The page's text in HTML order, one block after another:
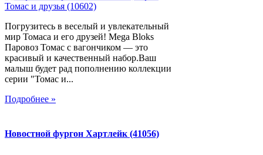
Погрузитесь в веселый и увлекательный
мир Томаса и его друзей! Mega Bloks
Паровоз Томас с вагончиком — это
красивый и качественный набор.Ваш
малыш будет рад пополнению коллекции
серии "Томас и...
Подробнее »
Новостной фургон Хартлейк (41056)